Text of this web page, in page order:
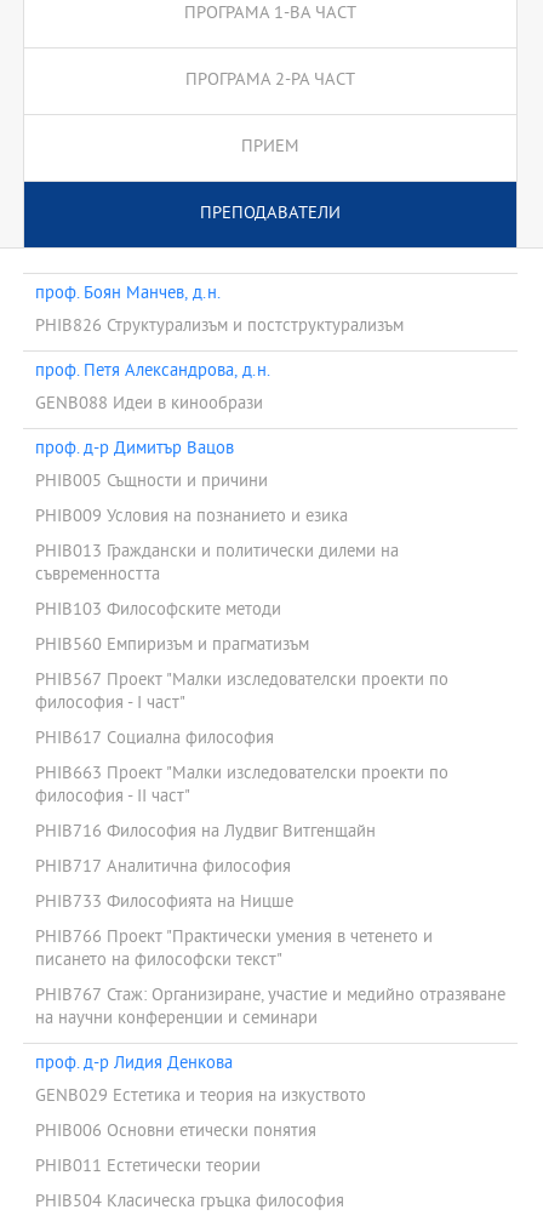
ПРОГРАМА 1-ВА ЧАСТ
ПРОГРАМА 2-РА ЧАСТ
ПРИЕМ
ПРЕПОДАВАТЕЛИ
проф. Боян Манчев, д.н.
PHIB826 Структурализъм и постструктурализъм
проф. Петя Александрова, д.н.
GENB088 Идеи в кинообрази
проф. д-р Димитър Вацов
PHIB005 Същности и причини
PHIB009 Условия на познанието и езика
PHIB013 Граждански и политически дилеми на
съвременността
PHIB103 Философските методи
PHIB560 Емпиризъм и прагматизъм
PHIB567 Проект "Малки изследователски проекти по
философия - I част"
PHIB617 Социална философия
PHIB663 Проект "Малки изследователски проекти по
философия - IІ част"
PHIB716 Философия на Лудвиг Витгенщайн
PHIB717 Аналитична философия
PHIB733 Философията на Ницше
PHIB766 Проект "Практически умения в четенето и
писането на философски текст"
PHIB767 Стаж: Организиране, участие и медийно отразяване
на научни конференции и семинари
проф. д-р Лидия Денкова
GENB029 Естетика и теория на изкуството
PHIB006 Основни етически понятия
PHIB011 Естетически теории
PHIB504 Класическа гръцка философия